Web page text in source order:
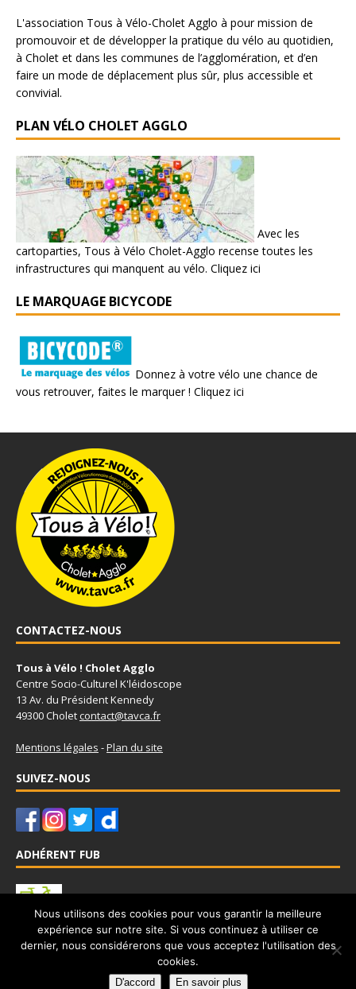
L'association Tous à Vélo-Cholet Agglo à pour mission de
promouvoir et de développer la pratique du vélo au quotidien,
à Cholet et dans les communes de l’agglomération, et d’en
faire un mode de déplacement plus sûr, plus accessible et
convivial.
PLAN VÉLO CHOLET AGGLO
Avec les
cartoparties, Tous à Vélo Cholet-Agglo recense toutes les
infrastructures qui manquent au vélo. Cliquez ici
LE MARQUAGE BICYCODE
Donnez à votre vélo une chance de
vous retrouver, faites le marquer ! Cliquez ici
CONTACTEZ-NOUS
Tous à Vélo ! Cholet Agglo
Centre Socio-Culturel K'léidoscope
13 Av. du Président Kennedy
49300 Choletcontact@tavca.fr
Mentions légales -Plan du site
SUIVEZ-NOUS
ADHÉRENT FUB
Tous à Vélo - Cholet Agglo est adhérent à la Fédération Française
des Usagers de la Bicyclettewww.fub.fr
Nous utilisons des cookies pour vous garantir la meilleure
expérience sur notre site. Si vous continuez à utiliser ce
dernier, nous considérerons que vous acceptez l'utilisation des
cookies.
D'accord En savoir plus